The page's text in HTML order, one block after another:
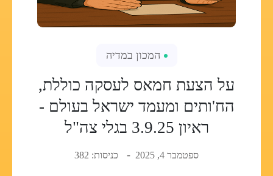
המכון במדיה
על הצעת חמאס לעסקה כוללת,
הח'ותים ומעמד ישראל בעולם -
ראיון 3.9.25 בגלי צה"ל
ספטמבר 4, 2025 כניסות: 382